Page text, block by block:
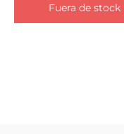
Fuera de stock